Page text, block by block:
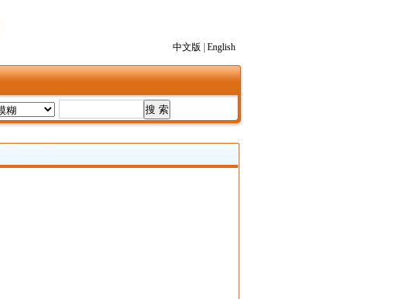
中文版 English